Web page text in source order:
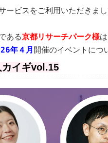
ービスをご利用いただきま
ある京都リサーチパーク様
年４月 開催のイベントにつ
カイギvol.15